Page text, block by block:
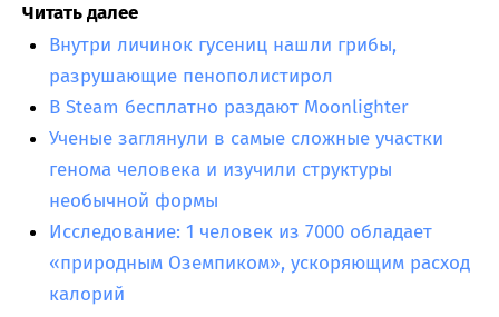
Читать далее
Внутри личинок гусениц нашли грибы,
разрушающие пенополистирол
В Steam бесплатно раздают Moonlighter
Ученые заглянули в самые сложные участки
генома человека и изучили структуры
необычной формы
Исследование: 1 человек из 7000 обладает
«природным Оземпиком», ускоряющим расход
калорий